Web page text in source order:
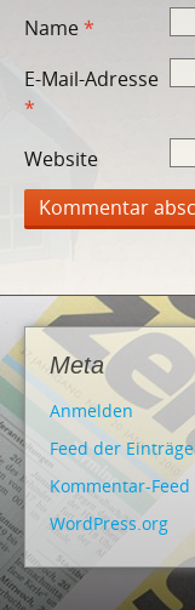
Name*
E-Mail-Adresse
*
Website
Meta
Anmelden
Feed der Einträge
Kommentar-Feed
WordPress.org